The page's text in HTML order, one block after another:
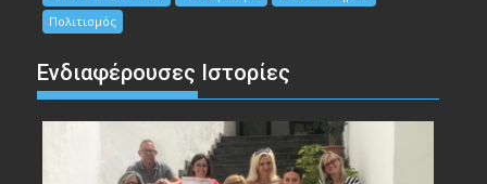
Πολιτισμός
Ενδιαφέρουσες Ιστορίες